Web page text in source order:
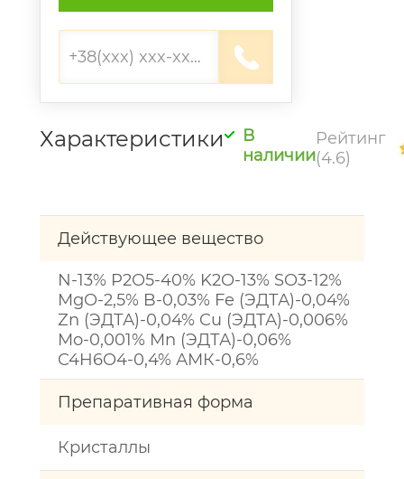
Характеристики
В
наличии
Рейтинг
(4.6)
Действующее вещество
N-13% P2O5-40% K2O-13% SO3-12%
MgO-2,5% B-0,03% Fe (ЭДТА)-0,04%
Zn (ЭДТА)-0,04% Cu (ЭДТА)-0,006%
Mo-0,001% Mn (ЭДТА)-0,06%
C4H6O4-0,4% АМК-0,6%
Препаративная форма
Кристаллы